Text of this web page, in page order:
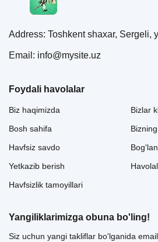
Address: Toshkent shaxar, Sergeli,
Email: info@mysite.uz
Foydali havolalar
Biz haqimizda
Bosh sahifa
Havfsiz savdo
Yetkazib berish
Havfsizlik tamoyillari
Bizlar
Yangiliklarimizga obuna bo'ling!
Siz uchun yangi takliflar bo'lganida